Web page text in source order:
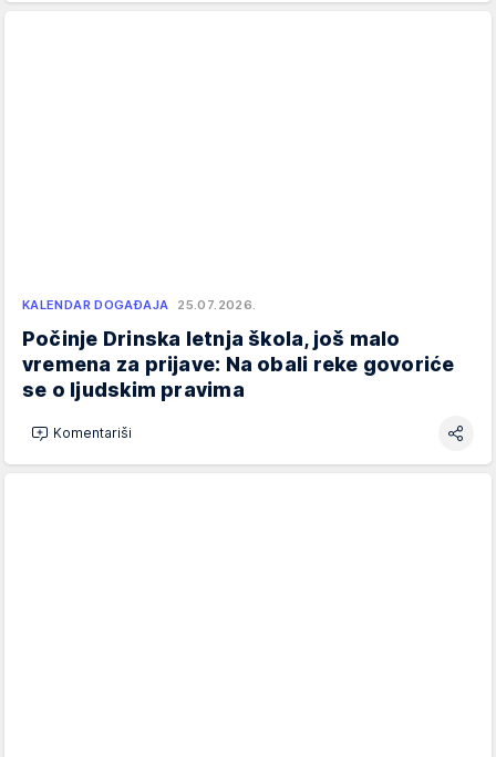
KALENDAR DOGAĐAJA 25.07.2026.
Počinje Drinska letnja škola, još malo
vremena za prijave: Na obali reke govoriće
se o ljudskim pravima
Komentariši